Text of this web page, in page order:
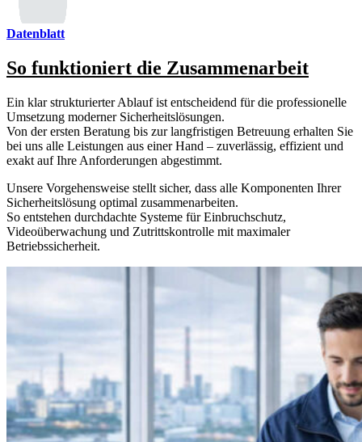
Datenblatt
So funktioniert die Zusammenarbeit
Ein klar strukturierter Ablauf ist entscheidend für die professionelle
Umsetzung moderner Sicherheitslösungen.
Von der ersten Beratung bis zur langfristigen Betreuung erhalten Sie
bei uns alle Leistungen aus einer Hand – zuverlässig, effizient und
exakt auf Ihre Anforderungen abgestimmt.
Unsere Vorgehensweise stellt sicher, dass alle Komponenten Ihrer
Sicherheitslösung optimal zusammenarbeiten.
So entstehen durchdachte Systeme für Einbruchschutz,
Videoüberwachung und Zutrittskontrolle mit maximaler
Betriebssicherheit.